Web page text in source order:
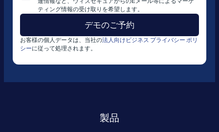
ティング情報の受け取りを希望します。
お客様の個人データは、当社の法人向けビジネス プライバシー ポリ
シーに従って処理されます。
製品